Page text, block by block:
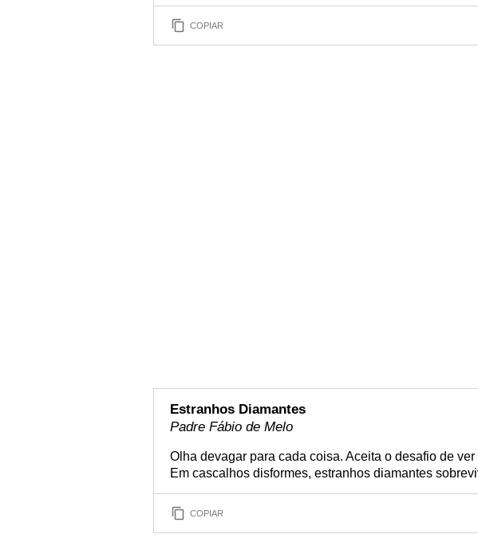
COPIAR
Estranhos Diamantes
Padre Fábio de Melo
Olha devagar para cada coisa. Aceita o desafio de
Em cascalhos disformes, estranhos diamantes
COPIAR